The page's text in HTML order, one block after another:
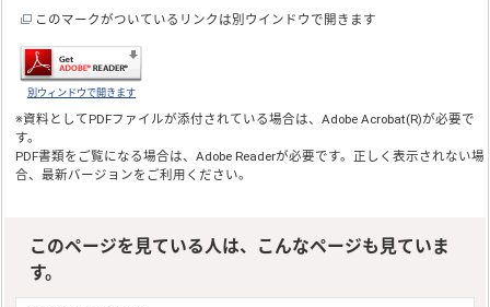
このマークがついているリンクは別ウインドウで開きます
別ウィンドウで開きます
※資料としてPDFファイルが添付されている場合は、Adobe Acrobat(R)が必要で
す。
PDF書類をご覧になる場合は、Adobe Readerが必要です。正しく表示されない場
合、最新バージョンをご利用ください。
このページを見ている人は、こんなページも見ていま
す。